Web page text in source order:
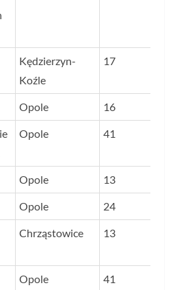
Kędzierzyn-
Koźle
17
Opole 16
Opole 41
Opole 13
Opole 24
Chrząstowice 13
Opole 41